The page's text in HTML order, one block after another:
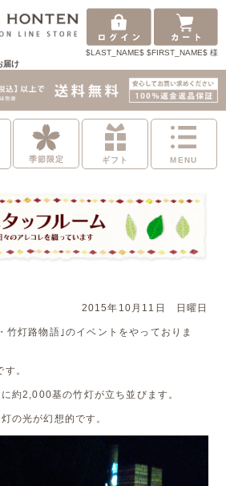
$LAST_NAME$ $FIRST_NAME$ 様
届け
季節限定 ギフト MENU
2015年10月11日 日曜日
竹灯路物語｣のイベントをやっておりま
。
約2,000基の竹灯が立ち並びます。
の光が幻想的です。